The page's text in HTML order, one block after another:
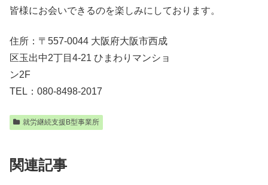
皆様にお会いできるのを楽しみにしております。
住所：〒557-0044 大阪府大阪市西成
区玉出中2丁目4-21 ひまわりマンショ
ン2F
TEL：080-8498-2017
就労継続支援B型事業所
関連記事